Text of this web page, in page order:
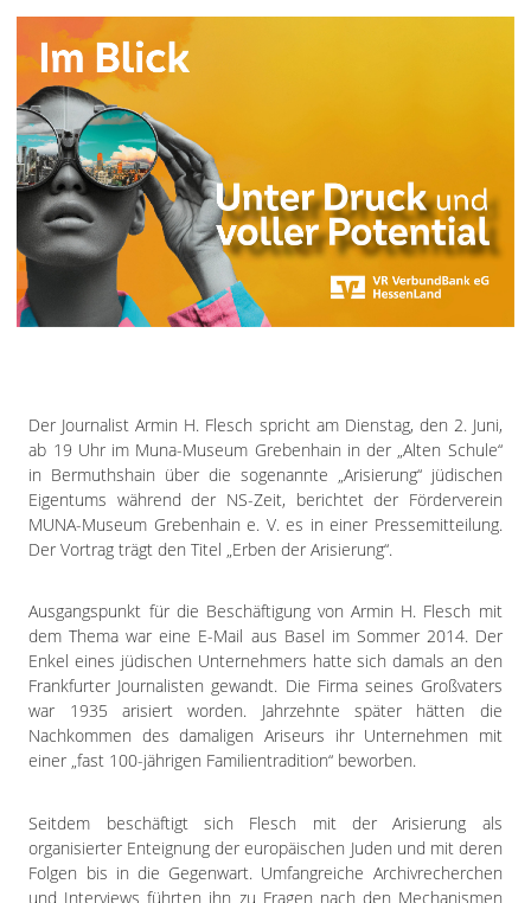
Kirtorf
Lautertal
Mücke
Schwalmtal
Ulrichstein
Wartenberg
Schwalm
Fulda
Gießen
Datenschutzerklärung
Der Journalist Armin H. Flesch spricht am Dienstag, den 2. Juni,
ab 19 Uhr im Muna-Museum Grebenhain in der „Alten Schule“
in Bermuthshain über die sogenannte „Arisierung“ jüdischen
Eigentums während der NS-Zeit, berichtet der Förderverein
MUNA-Museum Grebenhain e. V. es in einer Pressemitteilung.
Der Vortrag trägt den Titel „Erben der Arisierung“.
Ausgangspunkt für die Beschäftigung von Armin H. Flesch mit
dem Thema war eine E-Mail aus Basel im Sommer 2014. Der
Enkel eines jüdischen Unternehmers hatte sich damals an den
Frankfurter Journalisten gewandt. Die Firma seines Großvaters
war 1935 arisiert worden. Jahrzehnte später hätten die
Nachkommen des damaligen Ariseurs ihr Unternehmen mit
einer „fast 100-jährigen Familientradition“ beworben.
Seitdem beschäftigt sich Flesch mit der Arisierung als
organisierter Enteignung der europäischen Juden und mit deren
Folgen bis in die Gegenwart. Umfangreiche Archivrecherchen
und Interviews führten ihn zu Fragen nach den Mechanismen